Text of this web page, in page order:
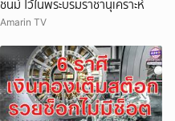
ชนม์ ไว้ในพระบรมราชานุเคราะห์
Amarin TV